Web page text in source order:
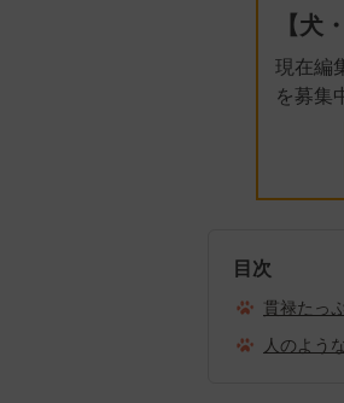
【犬
現在編
を募集
目次
貫禄たっ
人のよう